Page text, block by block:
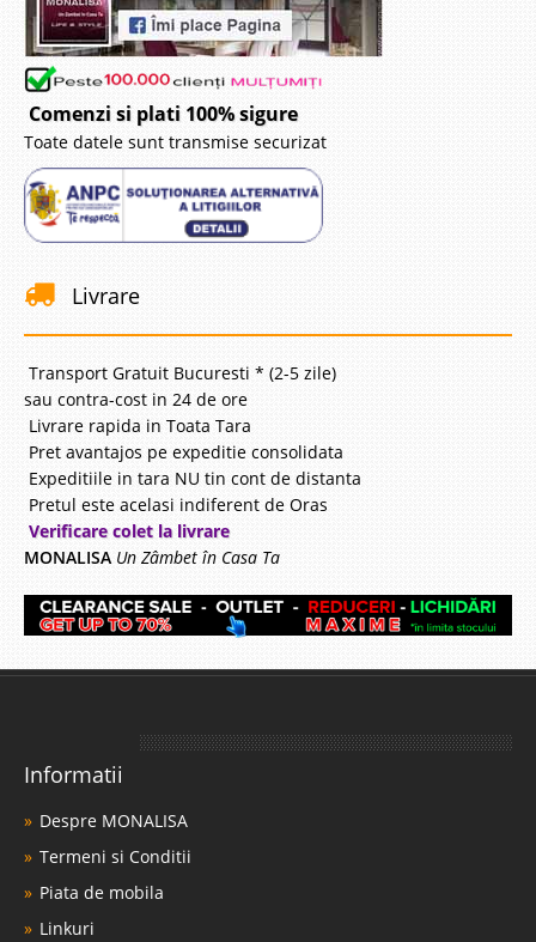
Comenzi si plati 100% sigure
Toate datele sunt transmise securizat
Livrare
Transport Gratuit Bucuresti * (2-5 zile)
sau contra-cost in 24 de ore
Livrare rapida in Toata Tara
Pret avantajos pe expeditie consolidata
Expeditiile in tara NU tin cont de distanta
Pretul este acelasi indiferent de Oras
Verificare colet la livrare
MONALISA Un Zâmbet în Casa Ta
Informatii
Despre MONALISA
Termeni si Conditii
Piata de mobila
Linkuri